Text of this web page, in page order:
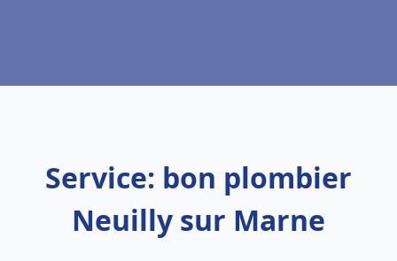
Service: bon plombier
Neuilly sur Marne